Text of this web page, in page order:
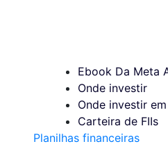
Ebook Da Meta
Onde investir
Onde investir
Carteira de FIIs
Planilhas financeiras